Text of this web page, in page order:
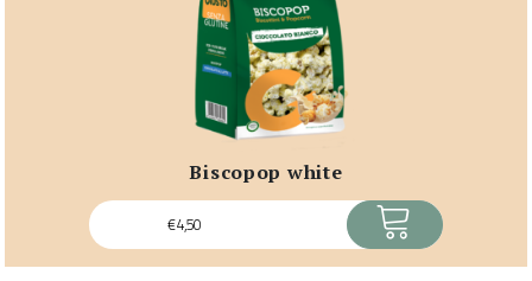
biscopop white
€4,50 ACQUISTA